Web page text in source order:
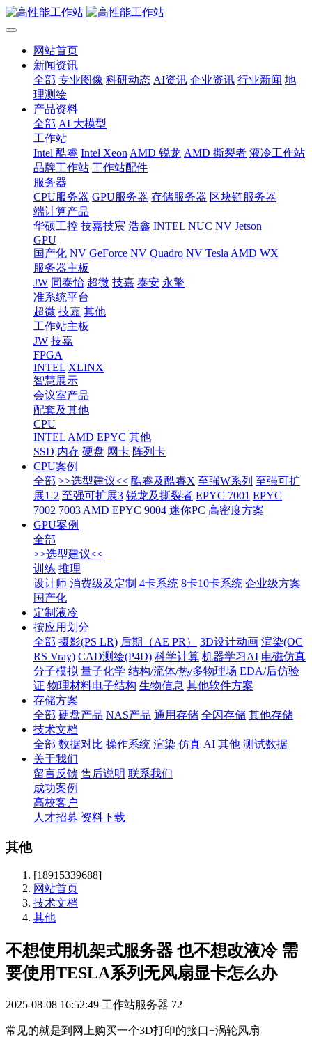
网站首页
新闻资讯
全部 专业图像 科研动态 AI资讯 企业资讯 行业新闻 地
理测绘
产品资料
全部 AI 大模型
工作站
Intel 酷睿 Intel Xeon AMD 锐龙 AMD 撕裂者 液冷工作站
品牌工作站 工作站配件
服务器
CPU服务器 GPU服务器 存储服务器 区块链服务器
端计算产品
华硕工控 技嘉技宸 浩鑫 INTEL NUC NV Jetson
GPU
国产化 NV GeForce NV Quadro NV Tesla AMD WX
服务器主板
JW 同泰怡 超微 技嘉 泰安 永擎
准系统平台
超微 技嘉 其他
工作站主板
JW 技嘉
FPGA
INTEL XLINX
智慧展示
会议室产品
配套及其他
CPU
INTEL AMD EPYC 其他
SSD 内存 硬盘 网卡 阵列卡
CPU案例
全部 >>选型建议<< 酷睿及酷睿X 至强W系列 至强可扩
展1-2 至强可扩展3 锐龙及撕裂者 EPYC 7001 EPYC
7002 7003 AMD EPYC 9004 迷你PC 高密度方案
GPU案例
全部
>>选型建议<<
训练 推理
设计师 消费级及定制 4卡系统 8卡10卡系统 企业级方案
国产化
定制液冷
按应用划分
全部 摄影(PS LR) 后期（AE PR） 3D设计动画 渲染(OC
RS Vray) CAD测绘(P4D) 科学计算 机器学习AI 电磁仿真
分子模拟 量子化学 结构/流体/热/多物理场 EDA/后仿验
证 物理材料电子结构 生物信息 其他软件方案
存储方案
全部 硬盘产品 NAS产品 通用存储 全闪存储 其他存储
技术文档
全部 数据对比 操作系统 渲染 仿真 AI 其他 测试数据
关于我们
留言反馈 售后说明 联系我们
成功案例
高校客户
人才招募 资料下载
其他
[18915339688]
网站首页
技术文档
其他
不想使用机架式服务器 也不想改液冷 需
要使用TESLA系列无风扇显卡怎么办
2025-08-08 16:52:49 工作站服务器 72
常见的就是到网上购买一个3D打印的接口+涡轮风扇